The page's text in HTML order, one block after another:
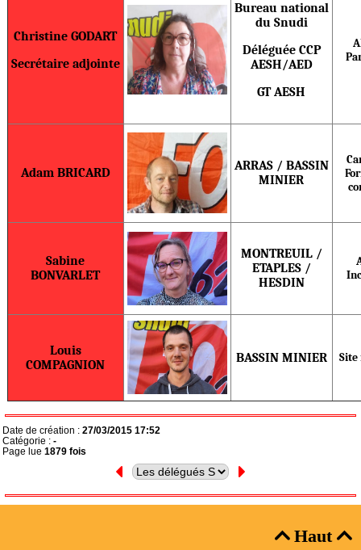
Christine GODART
Secrétaire adjointe
Bureau national
du Snudi
Déléguée CCP
AESH/AED
GT AESH
Adam BRICARD
ARRAS / BASSIN
MINIER
Sabine
BONVARLET
MONTREUIL /
ETAPLES /
HESDIN
Louis
COMPAGNION
BASSIN MINIER
Date de création : 27/03/2015 17:52
Catégorie : -
Page lue 1879 fois
Haut 